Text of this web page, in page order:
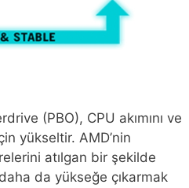
(PBO), CPU akımını ve
yükseltir. AMD’nin
atılgan bir şekilde
da yükseğe çıkarmak